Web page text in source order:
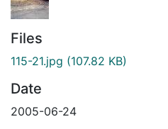
Files
115-21.jpg (107.82 KB)
Date
2005-06-24